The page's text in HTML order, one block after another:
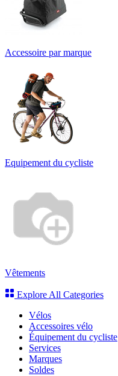
Accessoire par marque
Equipement du cycliste
Vêtements
Explore All Categories
Vélos
Accessoires vélo
Équipement du cycliste
Services
Marques
Soldes